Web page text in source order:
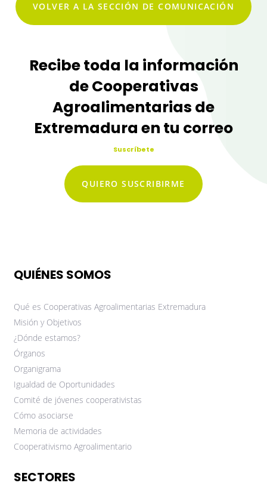
VOLVER A LA SECCIÓN DE COMUNICACIÓN
Recibe toda la información
de Cooperativas
Agroalimentarias de
Extremadura en tu correo
Suscríbete
QUIERO SUSCRIBIRME
QUIÉNES SOMOS
Qué es Cooperativas Agroalimentarias Extremadura
Misión y Objetivos
¿Dónde estamos?
Órganos
Organigrama
Igualdad de Oportunidades
Comité de jóvenes cooperativistas
Cómo asociarse
Memoria de actividades
Cooperativismo Agroalimentario
SECTORES